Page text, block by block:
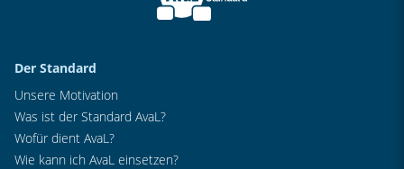
Der Standard
Unsere Motivation
Was ist der Standard AvaL?
Wofür dient AvaL?
Wie kann ich AvaL einsetzen?